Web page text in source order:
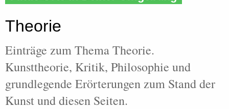
Theorie
Einträge zum Thema Theorie.
Kunsttheorie, Kritik, Philosophie und
grundlegende Erörterungen zum Stand der
Kunst und diesen Seiten.